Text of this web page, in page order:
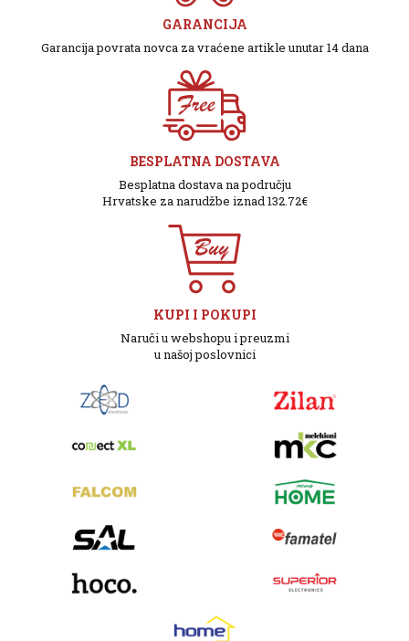
GARANCIJA
Garancija povrata novca za vraćene artikle unutar 14 dana
BESPLATNA DOSTAVA
Besplatna dostava na području
Hrvatske za narudžbe iznad 132.72€
KUPI I POKUPI
Naruči u webshopu i preuzmi
u našoj poslovnici